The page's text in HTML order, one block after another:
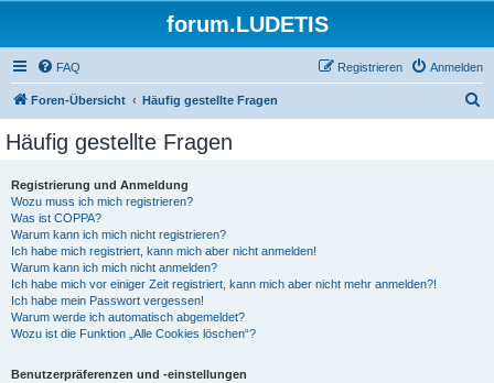
forum.LUDETIS
FAQ Anmelden
Registrieren
Foren-Übersicht Häufig gestellte Fragen
Häufig gestellte Fragen
Registrierung und Anmeldung
Wozu muss ich mich registrieren?
Was ist COPPA?
Warum kann ich mich nicht registrieren?
Ich habe mich registriert, kann mich aber nicht anmelden!
Warum kann ich mich nicht anmelden?
Ich habe mich vor einiger Zeit registriert, kann mich aber nicht mehr anmelden?!
Ich habe mein Passwort vergessen!
Warum werde ich automatisch abgemeldet?
Wozu ist die Funktion „Alle Cookies löschen“?
Benutzerpräferenzen und -einstellungen